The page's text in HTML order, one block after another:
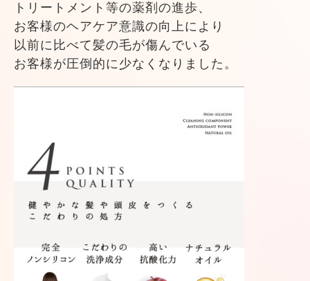
トリートメント等の薬剤の進歩、
お客様のヘアケア意識の向上により
以前に比べて髪の毛が傷んでいる
お客様が圧倒的に少なくなりました。